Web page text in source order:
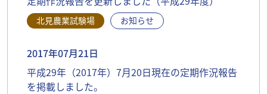
北見農業試験場 お知らせ
2017年07月21日
平成29年（2017年）7月20日現在の定期作況報告
を掲載しました。